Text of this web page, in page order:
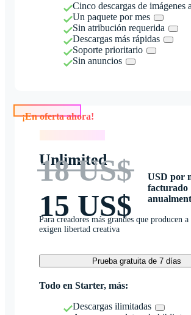
Cinco descargas de imágenes
Un paquete por mes
Sin atribución requerida
Descargas más rápidas
Soporte prioritario
Sin anuncios
Unlimited
18 US$
15 US$
USD por
facturado
Para creadores más grandes que producen a
exigen libertad creativa
Prueba gratuita de 7 días
Todo en Starter, más:
Descargas ilimitadas